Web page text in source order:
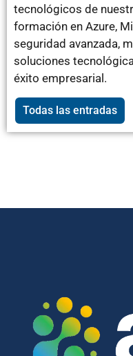
tecnológicos de
formación en Azure,
seguridad avanzada,
soluciones
éxito empresarial.
Todas las entradas